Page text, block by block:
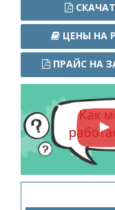
ЦЕНЫ НА
ПРАЙС НА